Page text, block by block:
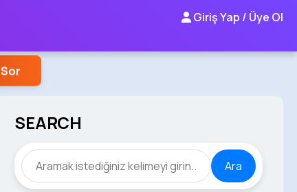
Giriş Yap / Üye Ol
Sor
SEARCH
Ara